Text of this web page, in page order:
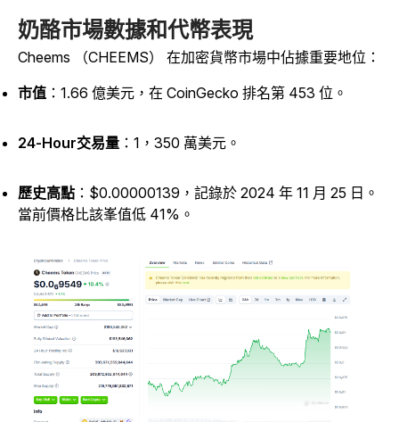
奶酪市場數據和代幣表現
Cheems （CHEEMS） 在加密貨幣市場中佔據重要地位：
市值 ：1.66 億美元，在 CoinGecko 排名第 453 位。
24-Hour交易量 ：1，350 萬美元。
歷史高點 ：$0.00000139，記錄於 2024 年 11 月 25 日。
當前價格比該峯值低 41%。